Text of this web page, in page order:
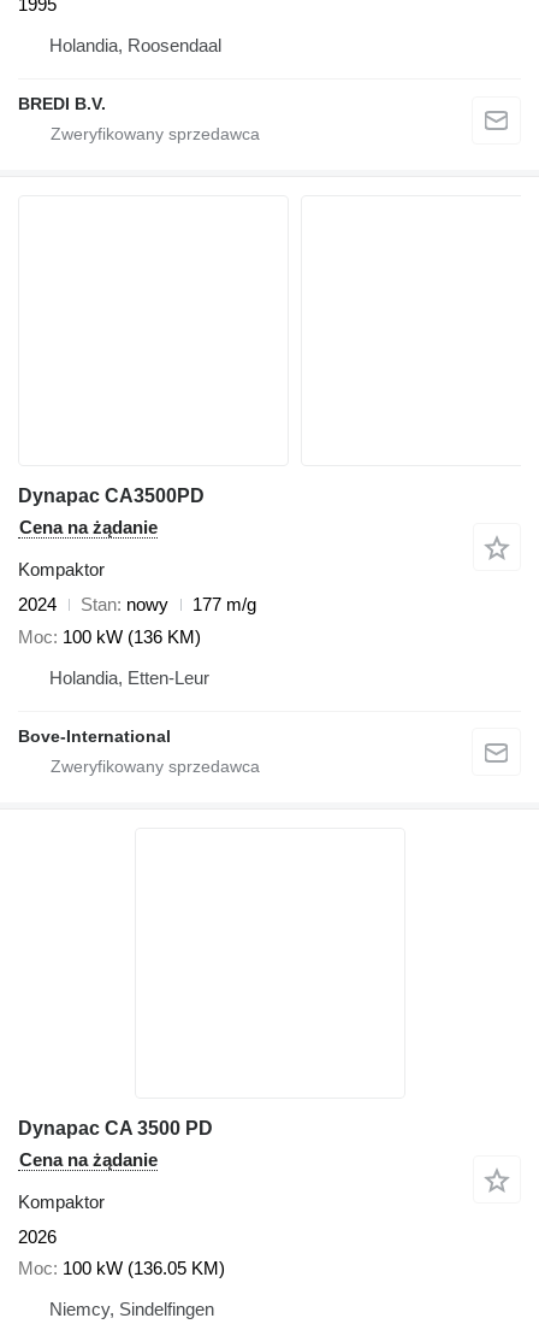
1995
Holandia, Roosendaal
BREDI B.V.
Dynapac CA3500PD
Cena na żądanie
Kompaktor
2024
Stan nowy
177 m/g
Moc 100 kW (136 KM)
Holandia, Etten-Leur
Bove-International
Dynapac CA 3500 PD
Cena na żądanie
Kompaktor
2026
Moc 100 kW (136.05 KM)
Niemcy, Sindelfingen